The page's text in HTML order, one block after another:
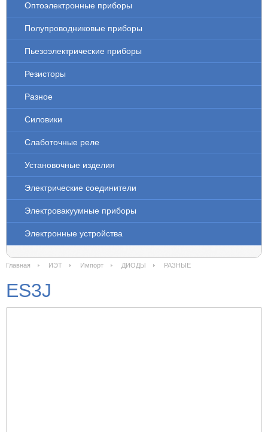
Оптоэлектронные приборы
Полупроводниковые приборы
Пьезоэлектрические приборы
Резисторы
Разное
Силовики
Слаботочные реле
Установочные изделия
Электрические соединители
Электровакуумные приборы
Электронные устройства
Главная ИЭТ Импорт ДИОДЫ РАЗНЫЕ
ES3J